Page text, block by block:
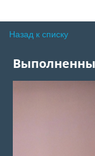
Назад к списку